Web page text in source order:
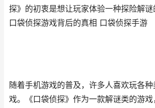
探》的初衷是想让玩家体验一种探险解
口袋侦探游戏背后的真相 口袋侦探手游
随着手机游戏的普及，许多人喜欢玩各
戏。《口袋侦探》作为一款解谜类的游